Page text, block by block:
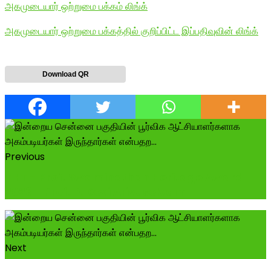
அகமுடையார் ஒற்றுமை பக்கம் லிங்க்
அகமுடையார் ஒற்றுமை பக்கத்தில் குறிப்பிட்ட இப்பதிவுவின் லிங்க்
Download QR
Previous
Next